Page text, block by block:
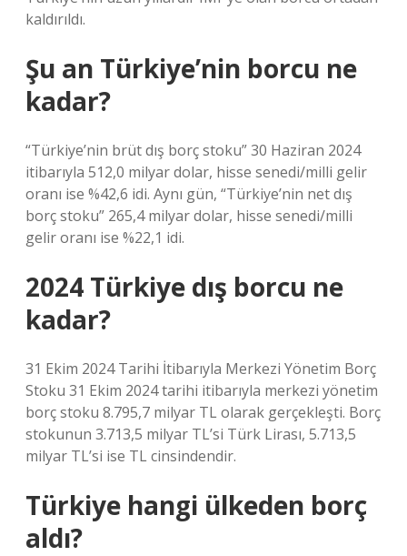
kaldırıldı.
Şu an Türkiye’nin borcu ne
kadar?
“Türkiye’nin brüt dış borç stoku” 30 Haziran 2024
itibarıyla 512,0 milyar dolar, hisse senedi/milli gelir
oranı ise %42,6 idi. Aynı gün, “Türkiye’nin net dış
borç stoku” 265,4 milyar dolar, hisse senedi/milli
gelir oranı ise %22,1 idi.
2024 Türkiye dış borcu ne
kadar?
31 Ekim 2024 Tarihi İtibarıyla Merkezi Yönetim Borç
Stoku 31 Ekim 2024 tarihi itibarıyla merkezi yönetim
borç stoku 8.795,7 milyar TL olarak gerçekleşti. Borç
stokunun 3.713,5 milyar TL’si Türk Lirası, 5.713,5
milyar TL’si ise TL cinsindendir.
Türkiye hangi ülkeden borç
aldı?